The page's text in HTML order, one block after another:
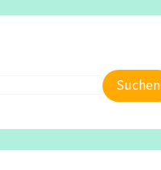
Suchen